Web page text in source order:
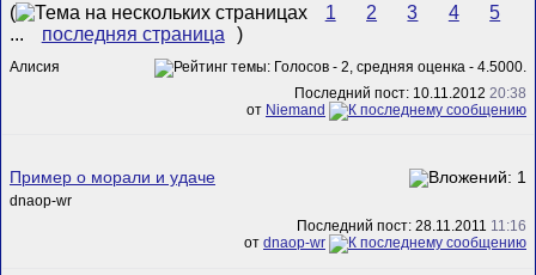
( 1 2 3 4
5
...
последняя страница )
Алисия
Последний пост: 10.11.2012 20:38
от Niemand
Пример о морали и удаче
dnaop-wr
Последний пост: 28.11.2011 11:16
от dnaop-wr